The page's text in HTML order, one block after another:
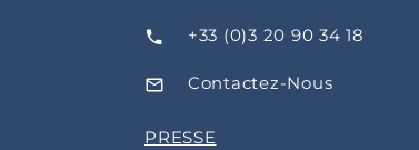
+33 (0)3 20 90 34 18
Contactez-Nous
PRESSE